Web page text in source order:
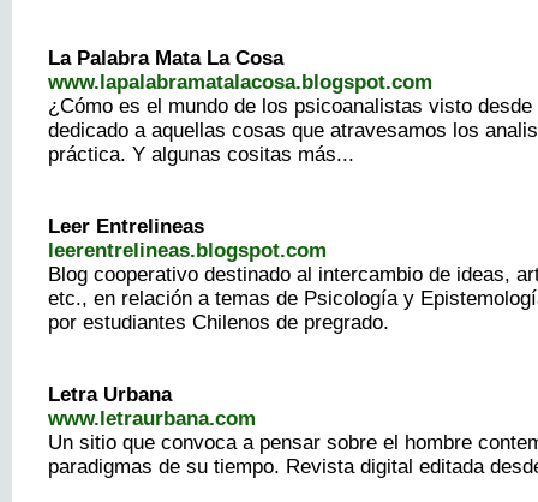
La Palabra Mata La Cosa
www.lapalabramatalacosa.blogspot.com
¿Cómo es el mundo de los psicoanalistas visto desde
dedicado a aquellas cosas que atravesamos los
práctica. Y algunas cositas más...
Leer Entrelineas
leerentrelineas.blogspot.com
Blog cooperativo destinado al intercambio de ideas,
etc., en relación a temas de Psicología y
por estudiantes Chilenos de pregrado.
Letra Urbana
www.letraurbana.com
Un sitio que convoca a pensar sobre el hombre
paradigmas de su tiempo. Revista digital editada